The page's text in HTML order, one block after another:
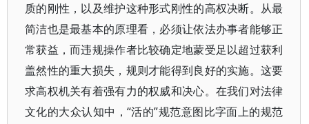
质的刚性，以及维护这种形式刚性的高权决断。从最
简洁也是最基本的原理看，必须让依法办事者能够正
常获益，而违规操作者比较确定地蒙受足以超过获利
盖然性的重大损失，规则才能得到良好的实施。这要
求高权机关有着强有力的权威和决心。在我们对法律
文化的大众认知中，“活的”规范意图比字面上的规范